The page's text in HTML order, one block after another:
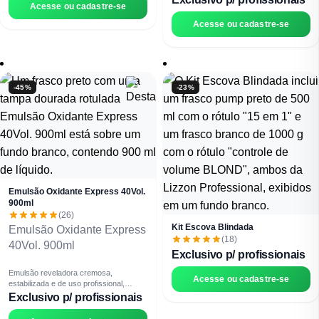
Express de05 Vol. Fios perfeitamente
claros, saudáveis e radiantes em um
Acesse ou cadastre-se
da tecnologia Plex e o desempenho
estabilizado da Emulsão Oxidante
Express de30 Vol. Fios perfeitamente
claros, saudáveis e radiantes em um
Acesse ou cadastre-se
-45%
Emulsão Oxidante Express 40Vol.
900ml
(26)
Emulsão Oxidante Express
40Vol. 900ml
Emulsão reveladora cremosa,
estabilizada e de uso profissional,
indicada para coloração e descoloração
capilar. Proporciona revelação uniforme,
descoloração eficiente e garantia de
Exclusivo p/ profissionais
-23%
Kit Escova Blindada
(18)
Exclusivo p/ profissionais
Acesse ou cadastre-se